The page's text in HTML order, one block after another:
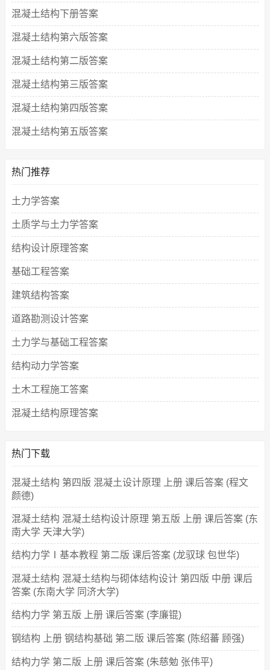
混凝土结构下册答案
混凝土结构第六版答案
混凝土结构第二版答案
混凝土结构第三版答案
混凝土结构第四版答案
混凝土结构第五版答案
热门推荐
土力学答案
土质学与土力学答案
结构设计原理答案
基础工程答案
建筑结构答案
道路勘测设计答案
土力学与基础工程答案
结构动力学答案
土木工程施工答案
混凝土结构原理答案
热门下载
混凝土结构 第四版 混凝土设计原理 上册 课后答案 (程文
颜德)
混凝土结构 混凝土结构设计原理 第五版 上册 课后答案 (东
南大学 天津大学)
结构力学Ⅰ基本教程 第二版 课后答案 (龙驭球 包世华)
混凝土结构 混凝土结构与砌体结构设计 第四版 中册 课后
答案 (东南大学 同济大学)
结构力学 第五版 上册 课后答案 (李廉锟)
钢结构 上册 钢结构基础 第二版 课后答案 (陈绍蕃 顾强)
结构力学 第二版 上册 课后答案 (朱慈勉 张伟平)